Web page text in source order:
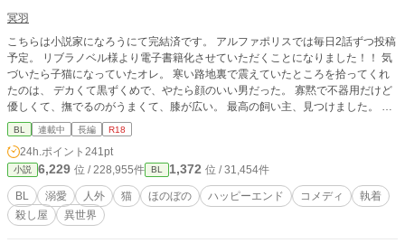
冥羽
こちらは小説家になろうにて完結済です。 アルファポリスでは毎日2話ずつ投稿
予定。 リブラノベル様より電子書籍化させていただくことになりました！！ 気
づいたら子猫になっていたオレ。 寒い路地裏で震えていたところを拾ってくれ
たのは、 デカくて黒ずくめで、やたら顔のいい男だった。 寡黙で不器用だけど
優しくて、撫でるのがうまくて、膝が広い。 最高の飼い主、見つけました。 ―
―ただし問題がひとつ。 うちの飼い主、どうやら裏社会最強の殺し屋らしい。
夜中に血まみれで帰ってくるし、銃あるし、絡んでくるのはだいたい変な奴らだ
し。 でもオレには甘い。びっくりするほど甘い。 オレが聖獣？ 弱点になる？ 知
らない知らない。 だってオレは猫だから。 世界一危険な男の膝の上で、ごろご
ろしながら生きていきます。 これは、 殺し屋に拾われた黒猫（元一般人）が、
無自覚に最強の男を飼い慣らしていく話。
BL 連載中 長編 R18
24h.ポイント 241pt
小説 6,229 位 / 228,955件 BL 1,372 位 / 31,454件
BL 溺愛 人外 猫 ほのぼの ハッピーエンド コメディ
執着
殺し屋
異世界